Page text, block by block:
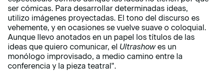
ser cómicas. Para desarrollar determinadas ideas,
utilizo imágenes proyectadas. El tono del discurso es
vehemente, y en ocasiones se vuelve suave o coloquial.
Aunque llevo anotados en un papel los títulos de las
ideas que quiero comunicar, el Ultrashowes un
monólogo improvisado, a medio camino entre la
conferencia y la pieza teatral".